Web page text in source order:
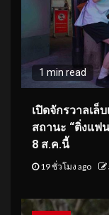
1 min read
เปิดจักรวาลเล็
สถานะ “ติ่งแฟ
8 ส.ค.นี้
19 ชั่วโมง ago